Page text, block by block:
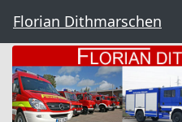
Florian Dithmarschen